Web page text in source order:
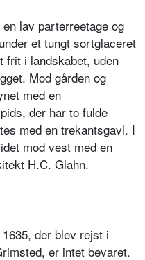
lav parterreetage og
et tungt sortglaceret
frit i landskabet, uden
Mod gården og
med en
der har to fulde
med en trekantsgavl. I
mod vest med en
H.C. Glahn.
der blev rejst i
er intet bevaret.